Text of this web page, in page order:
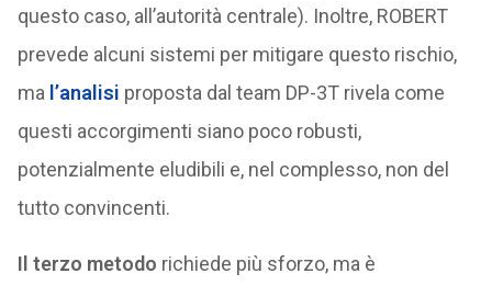
questo caso, all’autorità centrale). Inoltre, ROBERT
prevede alcuni sistemi per mitigare questo rischio,
ma l’analisi proposta dal team DP-3T rivela come
questi accorgimenti siano poco robusti,
potenzialmente eludibili e, nel complesso, non del
tutto convincenti.
Il terzo metodo richiede più sforzo, ma è